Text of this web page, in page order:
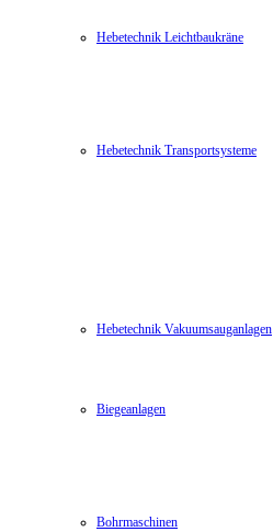
Hebetechnik Leichtbaukräne
Hebetechnik Transportsysteme
Hebetechnik Vakuumsauganlagen
Biegeanlagen
Bohrmaschinen